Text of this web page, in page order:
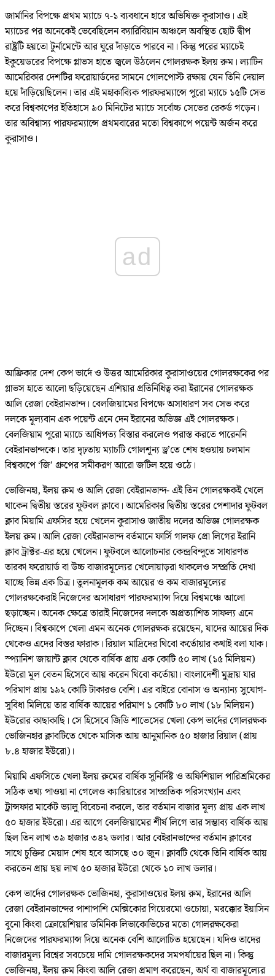
জার্মানির বিপক্ষে প্রথম ম্যাচে ৭-১ ব্যবধানে হারে অভিষিক্ত কুরাসাও। এই
ম্যাচের পর অনেকেই ভেবেছিলেন ক্যারিবিয়ান অঞ্চলে অবস্থিত ছোট দ্বীপ
রাষ্ট্রটি হয়তো টুর্নামেন্টে আর ঘুরে দাঁড়াতে পারবে না। কিন্তু পরের ম্যাচেই
ইকুয়েডরের বিপক্ষে গ্লাভস হাতে জ্বলে উঠলেন গোলরক্ষক ইলয় রুম। ল্যাটিন
আমেরিকার দেশটির ফরোয়ার্ডদের সামনে গোলপোস্ট রক্ষায় যেন তিনি দেয়াল
হয়ে দাঁড়িয়েছিলেন। তার এই মহাকাব্যিক পারফরম্যান্সে পুরো ম্যাচে ১৫টি সেভ
করে বিশ্বকাপের ইতিহাসে ৯০ মিনিটের ম্যাচে সর্বোচ্চ সেভের রেকর্ড গড়েন।
তার অবিশ্বাস্য পারফরম্যান্সে প্রথমবারের মতো বিশ্বকাপে পয়েন্ট অর্জন করে
কুরাসাও।
ad
আফ্রিকার দেশ কেপ ভার্দে ও উত্তর আমেরিকার কুরাসাওয়ের গোলরক্ষকের পর
গ্লাভস হাতে আলো ছড়িয়েছেন এশিয়ার প্রতিনিধিত্ব করা ইরানের গোলরক্ষক
আলি রেজা বেইরানভান্দ। বেলজিয়ামের বিপক্ষে অসাধারণ সব সেভ করে
দলকে মূল্যবান এক পয়েন্ট এনে দেন ইরানের অভিজ্ঞ এই গোলরক্ষক।
বেলজিয়াম পুরো ম্যাচে আধিপত্য বিস্তার করলেও পরাস্ত করতে পারেননি
বেইরানভান্দকে। তার দৃঢ়তায় ম্যাচটি গোলশূন্য ড্র’তে শেষ হওয়ায় চলমান
বিশ্বকাপে ‘জি’ গ্রুপের সমীকরণ আরো জটিল হয়ে ওঠে।
ভোজিনহা, ইলয় রুম ও আলি রেজা বেইরানভান্দ- এই তিন গোলরক্ষকই খেলে
থাকেন দ্বিতীয় স্তরের ফুটবল ক্লাবে। আমেরিকার দ্বিতীয় স্তরের পেশাদার ফুটবল
ক্লাব মিয়ামি এফসির হয়ে খেলেন কুরাসাও জাতীয় দলের অভিজ্ঞ গোলরক্ষক
ইলয় রুম। আলি রেজা বেইরানভান্দ বর্তমানে ফার্সি গালফ প্রো লিগের ইরানি
ক্লাব ট্রাক্টর-এর হয়ে খেলেন। ফুটবলে আলোচনার কেন্দ্রবিন্দুতে সাধারণত
তারকা ফরোয়ার্ড বা উচ্চ বাজারমূল্যের খেলোয়াড়রা থাকলেও সম্প্রতি দেখা
যাচ্ছে ভিন্ন এক চিত্র। তুলনামূলক কম আয়ের ও কম বাজারমূল্যের
গোলরক্ষকেরাই নিজেদের অসাধারণ পারফরম্যান্স দিয়ে বিশ্বমঞ্চে আলো
ছড়াচ্ছেন। অনেক ক্ষেত্রে তারাই নিজেদের দলকে অপ্রত্যাশিত সাফল্য এনে
দিচ্ছেন। বিশ্বকাপে খেলা এমন অনেক গোলরক্ষক রয়েছেন, যাদের আয়ের দিক
থেকেও এদের বিস্তর ফারাক। রিয়াল মাদ্রিদের থিবো কর্তোয়ার কথাই বলা যাক।
স্প্যানিশ জায়ান্ট ক্লাব থেকে বার্ষিক প্রায় এক কোটি ৫০ লাখ (১৫ মিলিয়ন)
ইউরো মূল বেতন হিসেবে আয় করেন থিবো কর্তোয়া। বাংলাদেশী মুদ্রায় যার
পরিমাণ প্রায় ১৯২ কোটি টাকারও বেশি। এর বাইরে বোনাস ও অন্যান্য সুযোগ-
সুবিধা মিলিয়ে তার বার্ষিক আয়ের পরিমাণ ১ কোটি ৮০ লাখ (১৮ মিলিয়ন)
ইউরোর কাছাকাছি। সে হিসেবে জিডি শাভেসের খেলা কেপ ভার্দের গোলরক্ষক
ভোজিনহার ক্লাবটিতে থেকে মাসিক আয় আনুমানিক ৫০ হাজার রিয়াল (প্রায়
৮.৪ হাজার ইউরো)।
মিয়ামি এফসিতে খেলা ইলয় রুমের বার্ষিক সুনির্দিষ্ট ও অফিশিয়াল পারিশ্রমিকের
সঠিক তথ্য পাওয়া না গেলেও ক্যারিয়ারের সাম্প্রতিক পরিসংখ্যান এবং
ট্রান্সফার মার্কেট ভ্যালু বিবেচনা করলে, তার বর্তমান বাজার মূল্য প্রায় এক লাখ
৫০ হাজার ইউরো। এর আগে বেলজিয়ামের শীর্ষ লিগে তার সম্ভাব্য বার্ষিক আয়
ছিল তিন লাখ ৩৯ হাজার ৩৪২ ডলার। আর বেইরানভান্দের বর্তমান ক্লাবের
সাথে চুক্তির মেয়াদ শেষ হবে আসছে ৩০ জুন। ক্লাবটি থেকে তিনি বার্ষিক আয়
করতেন প্রায় ছয় লাখ ৫০ হাজার ইউরো থেকে ১০ লাখ ডলার।
কেপ ভার্দের গোলরক্ষক ভোজিনহা, কুরাসাওয়ের ইলয় রুম, ইরানের আলি
রেজা বেইরানভান্দের পাশাপাশি মেক্সিকোর গিয়েরমো ওচোয়া, মরক্কোর ইয়াসিন
বুনো কিংবা ক্রোয়েশিয়ার ডমিনিক লিভাকোভিচের মতো গোলরক্ষকেরা
নিজেদের পারফরম্যান্স দিয়ে অনেক বেশি আলোচিত হয়েছেন। যদিও তাদের
বাজারমূল্য বিশ্বের সবচেয়ে দামি গোলরক্ষকদের সমপর্যায়ের ছিল না। কিন্তু
ভোজিনহা, ইলয় রুম কিংবা আলি রেজা প্রমাণ করেছেন, অর্থ বা বাজারমূল্যের